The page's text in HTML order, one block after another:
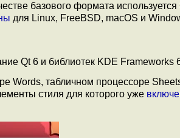
базового формата используется
для Linux, FreeBSD, macOS и
Qt 6 и библиотек KDE Frameworks
Words, табличном процессоре
стиля для которого уже